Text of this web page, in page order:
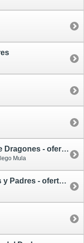
Iris y Dédalo. Buscadores de Dragones - oferta - segunda mano
Mula
Cómo Domesticar Dragones y Padres - oferta - segunda mano